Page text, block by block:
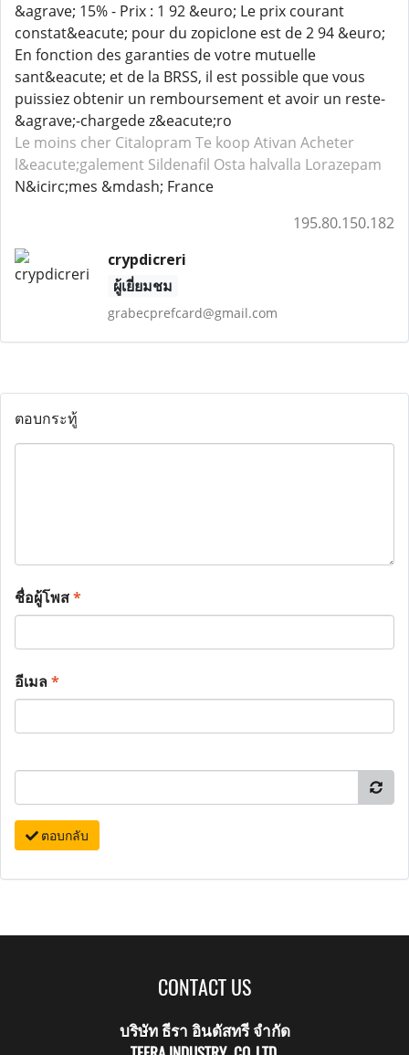
&agrave; 15% - Prix : 1 92 &euro; Le prix courant
constat&eacute; pour du zopiclone est de 2 94 &euro;
En fonction des garanties de votre mutuelle
sant&eacute; et de la BRSS, il est possible que vous
puissiez obtenir un remboursement et avoir un reste-
&agrave;-chargede z&eacute;ro
Le moins cher Citalopram Te koop Ativan Acheter
l&eacute;galement Sildenafil Osta halvalla Lorazepam
N&icirc;mes &mdash; France
195.80.150.182
crypdicreri
ผู้เยี่ยมชม
grabecprefcard@gmail.com
ตอบกระทู้
ชื่อผู้โพส*
อีเมล*
ตอบกลับ
CONTACT US
บริษัท ธีรา อินดัสทรี จำกัด